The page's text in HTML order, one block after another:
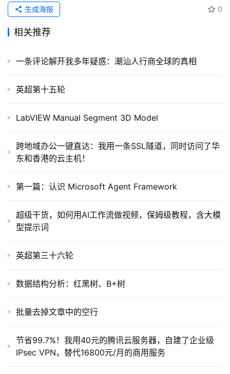
0
生成海报
相关推荐
一条评论解开我多年疑惑：潮汕人行商全球的真相
英超第十五轮
LabVIEW Manual Segment 3D Model
跨地域办公一键直达：我用一条SSL隧道，同时访问了华
东和香港的云主机！
第一篇：认识 Microsoft Agent Framework
超级干货，如何用AI工作流做视频，保姆级教程，含大模
型提示词
英超第三十六轮
数据结构分析：红黑树、B+树
批量去掉文章中的空行
节省99.7%！我用40元的腾讯云服务器，自建了企业级
IPsec VPN，替代16800元/月的商用服务